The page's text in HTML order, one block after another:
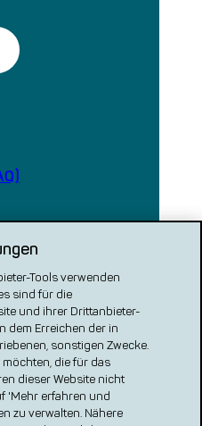
Tools verwenden
sind für die
und ihrer Drittanbieter-
dem Erreichen der in
sonstigen Zwecke.
die für das
dieser Website nicht
'Mehr erfahren und
zu verwalten. Nähere